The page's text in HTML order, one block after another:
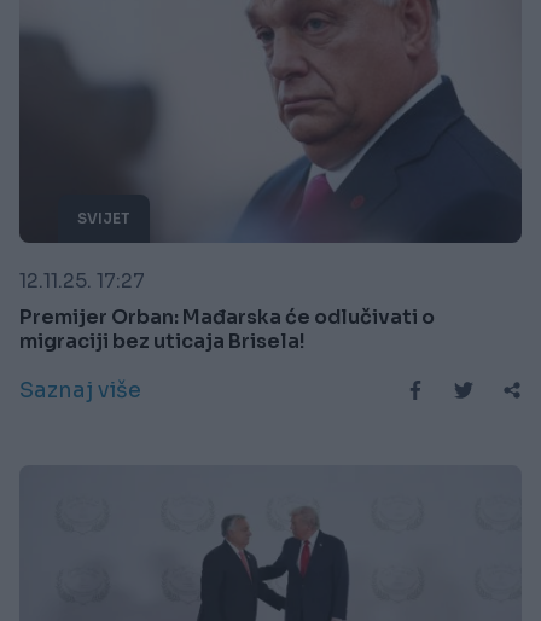
SVIJET
12.11.25. 17:27
Premijer Orban: Mađarska će odlučivati o
migraciji bez uticaja Brisela!
Saznaj više